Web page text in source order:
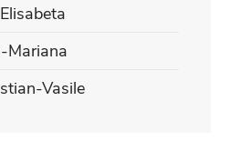
Mariana
Vasile